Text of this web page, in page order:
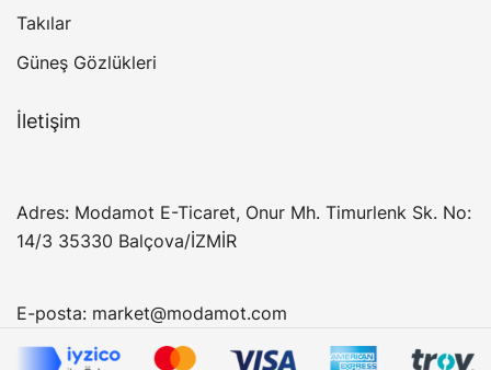
Takılar
Güneş Gözlükleri
İletişim
Adres: Modamot E-Ticaret, Onur Mh. Timurlenk Sk. No:
14/3 35330 Balçova/İZMİR
E-posta: market@modamot.com